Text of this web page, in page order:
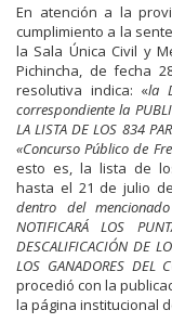
En atención a la
cumplimiento a la
la Sala Única Civil y
Pichincha, de fecha
resolutiva indica: «la
correspondiente la
LA LISTA DE LOS 834
«Concurso Público de
esto es, la lista de
hasta el 21 de julio
dentro del
NOTIFICARÁ LOS
DESCALIFICACIÓN DE
LOS GANADORES DEL
procedió con la
la página institucional